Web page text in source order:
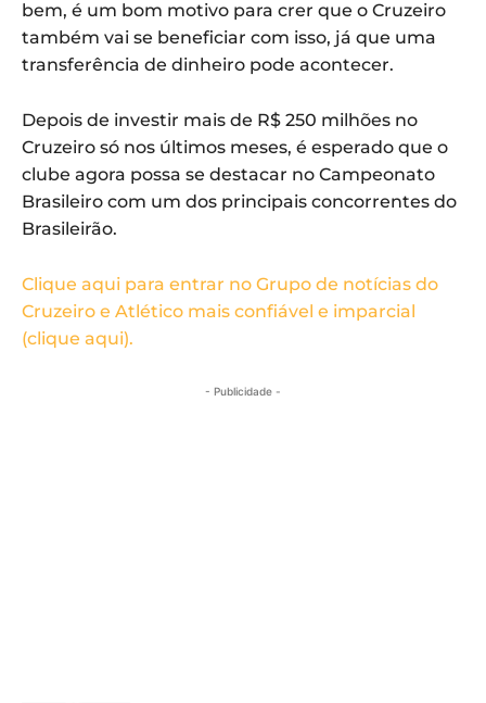
bem, é um bom motivo para crer que o Cruzeiro
também vai se beneficiar com isso, já que uma
transferência de dinheiro pode acontecer.
Depois de investir mais de R$ 250 milhões no
Cruzeiro só nos últimos meses, é esperado que o
clube agora possa se destacar no Campeonato
Brasileiro com um dos principais concorrentes do
Brasileirão.
Clique aqui para entrar no Grupo de notícias do
Cruzeiro e Atlético mais confiável e imparcial
(clique aqui).
- Publicidade -